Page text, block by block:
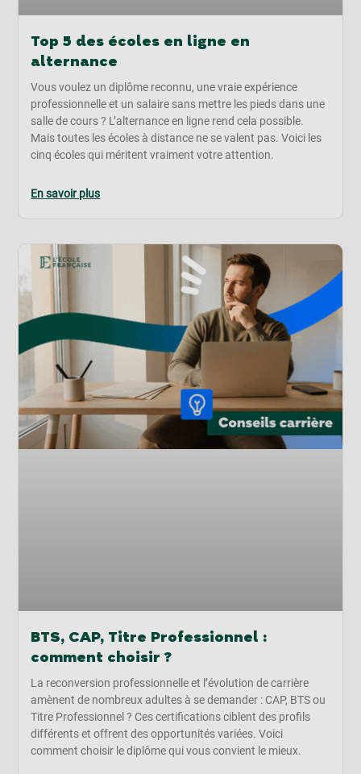
Top 5 des écoles en ligne en
alternance
Vous voulez un diplôme reconnu, une vraie expérience
professionnelle et un salaire sans mettre les pieds dans une
salle de cours ? L’alternance en ligne rend cela possible.
Mais toutes les écoles à distance ne se valent pas. Voici les
cinq écoles qui méritent vraiment votre attention.
En savoir plus
BTS, CAP, Titre Professionnel :
comment choisir ?
La reconversion professionnelle et l’évolution de carrière
amènent de nombreux adultes à se demander : CAP, BTS ou
Titre Professionnel ? Ces certifications ciblent des profils
différents et offrent des opportunités variées. Voici
comment choisir le diplôme qui vous convient le mieux.